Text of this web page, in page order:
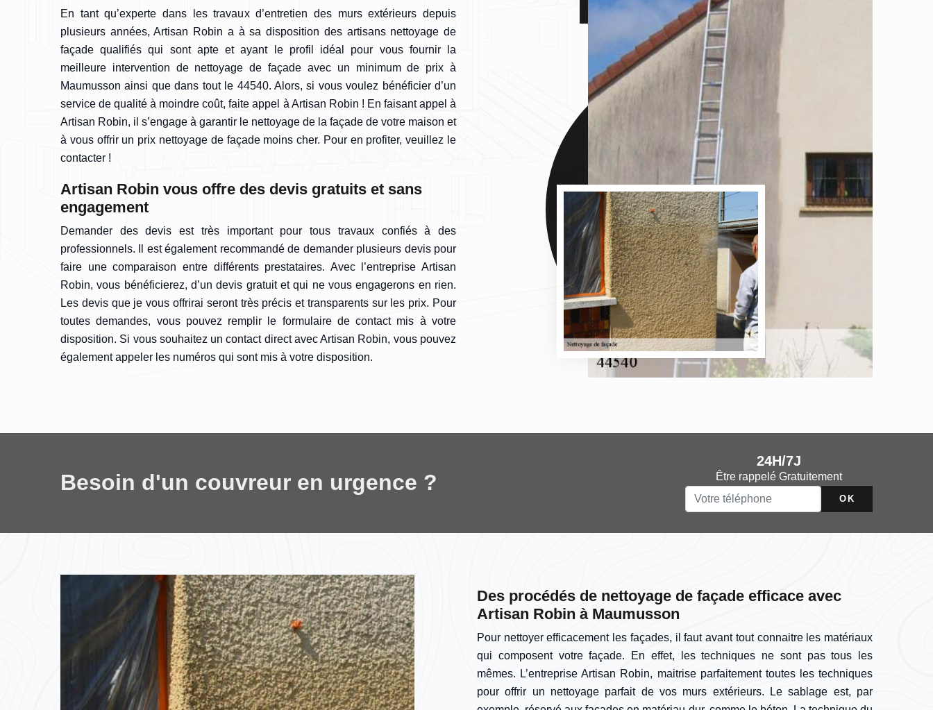
En tant qu’experte dans les travaux d’entretien des murs extérieurs depuis
plusieurs années, Artisan Robin a à sa disposition des artisans nettoyage de
façade qualifiés qui sont apte et ayant le profil idéal pour vous fournir la
meilleure intervention de nettoyage de façade avec un minimum de prix à
Maumusson ainsi que dans tout le 44540. Alors, si vous voulez bénéficier d’un
service de qualité à moindre coût, faite appel à Artisan Robin ! En faisant appel à
Artisan Robin, il s’engage à garantir le nettoyage de la façade de votre maison et
à vous offrir un prix nettoyage de façade moins cher. Pour en profiter, veuillez le
contacter !
Artisan Robin vous offre des devis gratuits et sans
engagement
Demander des devis est très important pour tous travaux confiés à des
professionnels. Il est également recommandé de demander plusieurs devis pour
faire une comparaison entre différents prestataires. Avec l’entreprise Artisan
Robin, vous bénéficierez, d’un devis gratuit et qui ne vous engagerons en rien.
Les devis que je vous offrirai seront très précis et transparents sur les prix. Pour
toutes demandes, vous pouvez remplir le formulaire de contact mis à votre
disposition. Si vous souhaitez un contact direct avec Artisan Robin, vous pouvez
également appeler les numéros qui sont mis à votre disposition.
Besoin d'un couvreur en urgence ?
24H/7J
Être rappelé Gratuitement
Des procédés de nettoyage de façade efficace avec
Artisan Robin à Maumusson
Pour nettoyer efficacement les façades, il faut avant tout connaitre les matériaux
qui composent votre façade. En effet, les techniques ne sont pas tous les
mêmes. L’entreprise Artisan Robin, maitrise parfaitement toutes les techniques
pour offrir un nettoyage parfait de vos murs extérieurs. Le sablage est, par